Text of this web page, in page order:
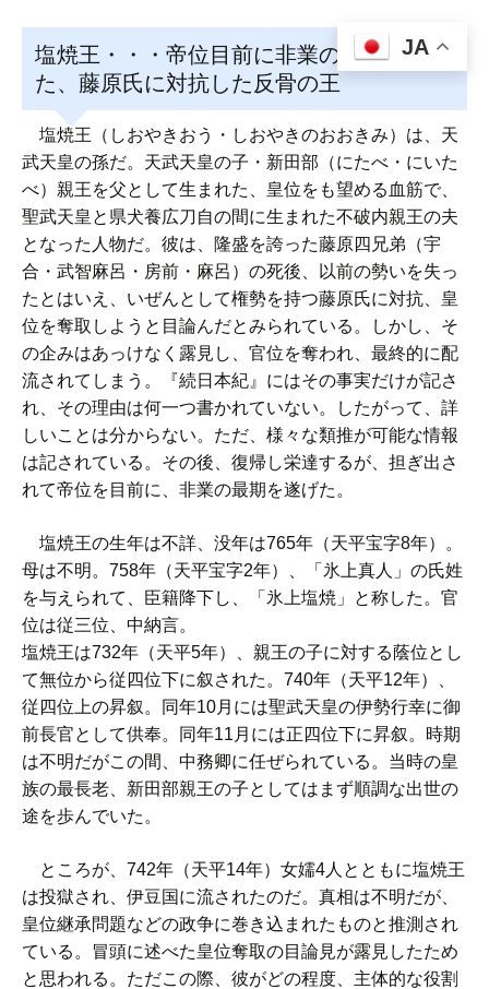
塩焼王・・・帝位目前に非業の最期を遂げ
た、藤原氏に対抗した反骨の王
塩焼王（しおやきおう・しおやきのおおきみ）は、天
武天皇の孫だ。天武天皇の子・新田部（にたべ・にいた
べ）親王を父として生まれた、皇位をも望める血筋で、
聖武天皇と県犬養広刀自の間に生まれた不破内親王の夫
となった人物だ。彼は、隆盛を誇った藤原四兄弟（宇
合・武智麻呂・房前・麻呂）の死後、以前の勢いを失っ
たとはいえ、いぜんとして権勢を持つ藤原氏に対抗、皇
位を奪取しようと目論んだとみられている。しかし、そ
の企みはあっけなく露見し、官位を奪われ、最終的に配
流されてしまう。『続日本紀』にはその事実だけが記さ
れ、その理由は何一つ書かれていない。したがって、詳
しいことは分からない。ただ、様々な類推が可能な情報
は記されている。その後、復帰し栄達するが、担ぎ出さ
れて帝位を目前に、非業の最期を遂げた。
塩焼王の生年は不詳、没年は765年（天平宝字8年）。
母は不明。758年（天平宝字2年）、「氷上真人」の氏姓
を与えられて、臣籍降下し、「氷上塩焼」と称した。官
位は従三位、中納言。
塩焼王は732年（天平5年）、親王の子に対する蔭位とし
て無位から従四位下に叙された。740年（天平12年）、
従四位上の昇叙。同年10月には聖武天皇の伊勢行幸に御
前長官として供奉。同年11月には正四位下に昇叙。時期
は不明だがこの間、中務卿に任ぜられている。当時の皇
族の最長老、新田部親王の子としてはまず順調な出世の
途を歩んでいた。
ところが、742年（天平14年）女嬬4人とともに塩焼王
は投獄され、伊豆国に流されたのだ。真相は不明だが、
皇位継承問題などの政争に巻き込まれたものと推測され
ている。冒頭に述べた皇位奪取の目論見が露見したため
と思われる。ただこの際、彼がどの程度、主体的な役割
JA